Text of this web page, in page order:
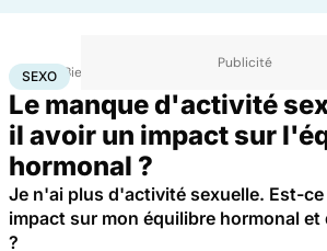
Accueil Bien-être
SEXO
Le manque d'activité
il avoir un impact sur
hormonal ?
Je n'ai plus d'activité sexuelle. Est-ce
impact sur mon équilibre hormonal
?